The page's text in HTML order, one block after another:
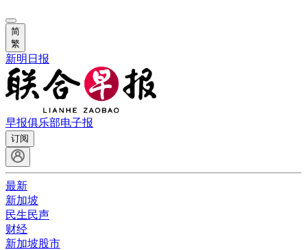
简
繁
新明日报
早报俱乐部电子报
订阅
最新
新加坡
民生民声
财经
新加坡股市